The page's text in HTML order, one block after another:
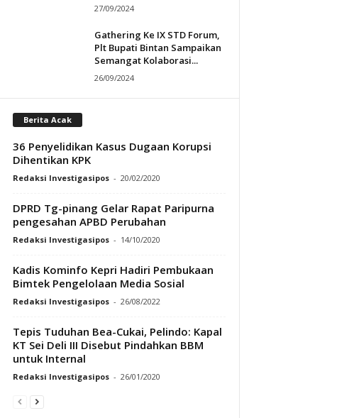
27/09/2024
Gathering Ke IX STD Forum,
Plt Bupati Bintan Sampaikan
Semangat Kolaborasi...
26/09/2024
Berita Acak
36 Penyelidikan Kasus Dugaan Korupsi
Dihentikan KPK
Redaksi Investigasipos - 20/02/2020
DPRD Tg-pinang Gelar Rapat Paripurna
pengesahan APBD Perubahan
Redaksi Investigasipos - 14/10/2020
Kadis Kominfo Kepri Hadiri Pembukaan
Bimtek Pengelolaan Media Sosial
Redaksi Investigasipos - 26/08/2022
Tepis Tuduhan Bea-Cukai, Pelindo: Kapal
KT Sei Deli III Disebut Pindahkan BBM
untuk Internal
Redaksi Investigasipos - 26/01/2020